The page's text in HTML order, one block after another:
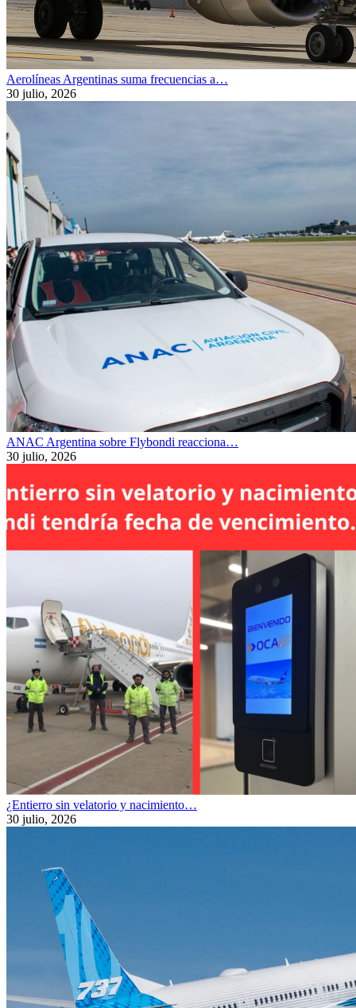
Aerolíneas Argentinas suma frecuencias a…
30 julio, 2026
ANAC Argentina sobre Flybondi reacciona…
30 julio, 2026
¿Entierro sin velatorio y nacimiento…
30 julio, 2026